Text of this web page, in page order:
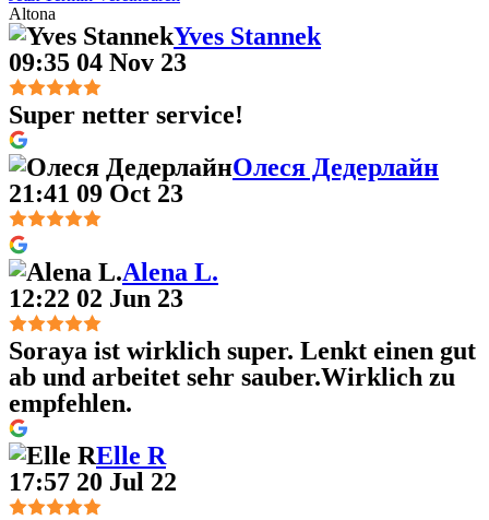
Altona
Yves Stannek
09:35 04 Nov 23
Super netter service!
Олеся Дедерлайн
21:41 09 Oct 23
Alena L.
12:22 02 Jun 23
Soraya ist wirklich super. Lenkt einen gut
ab und arbeitet sehr sauber.Wirklich zu
empfehlen.
Elle R
17:57 20 Jul 22